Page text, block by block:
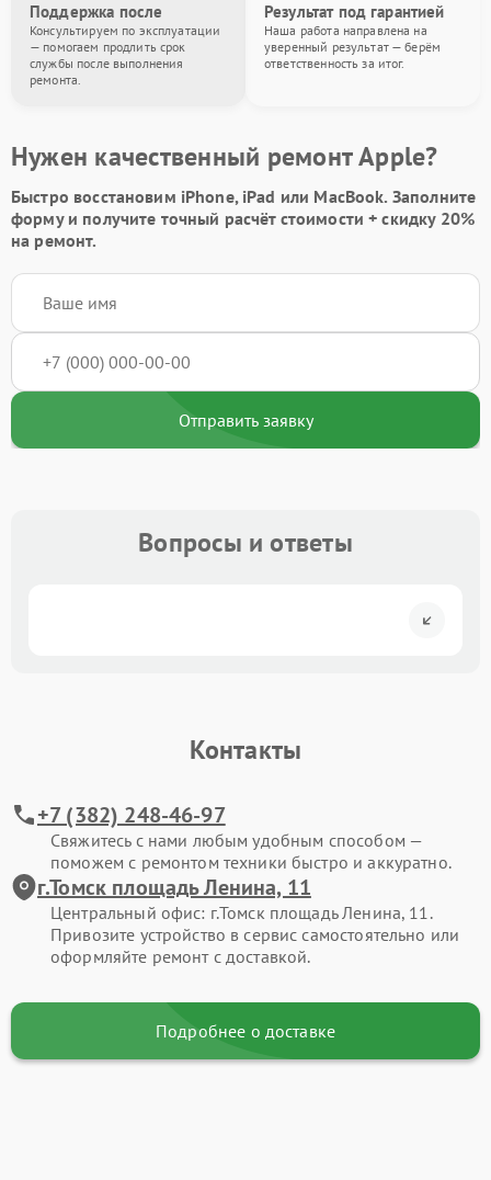
Поддержка после
Консультируем по эксплуатации
— помогаем продлить срок
службы после выполнения
ремонта.
Результат под гарантией
Наша работа направлена на
уверенный результат — берём
ответственность за итог.
Нужен качественный ремонт Apple?
Быстро восстановим iPhone, iPad или MacBook. Заполните
формуи получите точный расчёт стоимости +скидку 20%
на ремонт.
Отправить заявку
Вопросы и ответы
Контакты
+7 (382) 248-46-97
Свяжитесь с нами любым удобным способом —
поможем с ремонтом техники быстро и аккуратно.
г.Томск площадь Ленина, 11
Центральный офис: г.Томск площадь Ленина, 11.
Привозите устройство в сервис самостоятельно или
оформляйте ремонт с доставкой.
Подробнее о доставке